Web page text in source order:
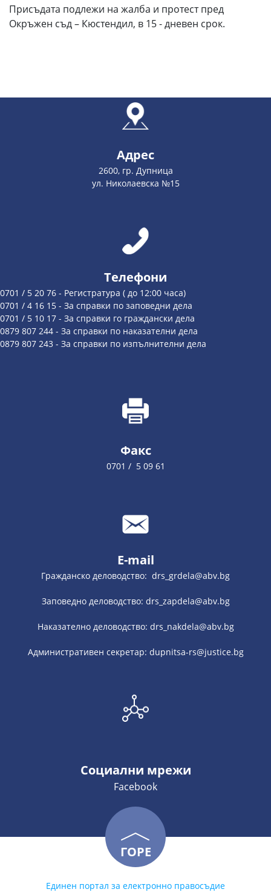
Присъдата подлежи на жалба и протест пред
Окръжен съд – Кюстендил, в 15 - дневен срок.
Адрес
2600, гр. Дупница
ул. Николаевска №15
Телефони
0701 / 5 20 76 - Регистратура ( до 12:00 часа)
0701 / 4 16 15 - За справки по заповедни дела
0701 / 5 10 17 - За справки го граждански дела
0879 807 244 - За справки по наказателни дела
0879 807 243 - За справки по изпълнителни дела
Факс
0701 / 5 09 61
E-mail
Гражданско деловодство: drs_grdela@abv.bg
Заповедно деловодство: drs_zapdela@abv.bg
Наказателно деловодство: drs_nakdela@abv.bg
Административен секретар: dupnitsa-rs@justice.bg
Социални мрежи
Facebook
ГОРЕ
Единен портал за електронно правосъдие